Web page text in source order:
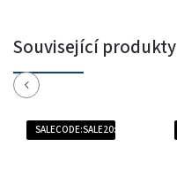
Související produkty
Previous
SALECODE:SALE20:20:%